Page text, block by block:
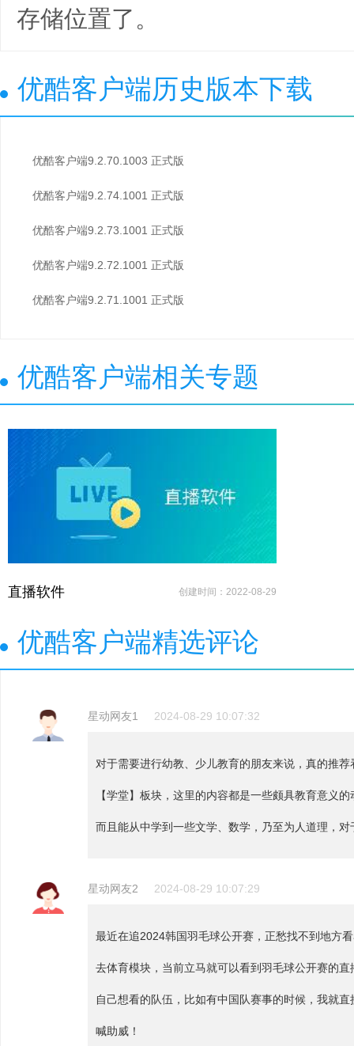
存储位置了。
优酷客户端历史版本下载
优酷客户端9.2.70.1003 正式版
优酷客户端9.2.74.1001 正式版
优酷客户端9.2.73.1001 正式版
优酷客户端9.2.72.1001 正式版
优酷客户端9.2.71.1001 正式版
优酷客户端相关专题
直播软件 创建时间：2022-08-29
优酷客户端精选评论
星动网友1 2024-08-29 10:07:32
对于需要进行幼教、少儿教育的朋友来说，真的推
【学堂】板块，这里的内容都是一些颇具教育意义
而且能从中学到一些文学、数学，乃至为人道理，
星动网友2 2024-08-29 10:07:29
最近在追2024韩国羽毛球公开赛，正愁找不到地方
去体育模块，当前立马就可以看到羽毛球公开赛的
自己想看的队伍，比如有中国队赛事的时候，我就
喊助威！